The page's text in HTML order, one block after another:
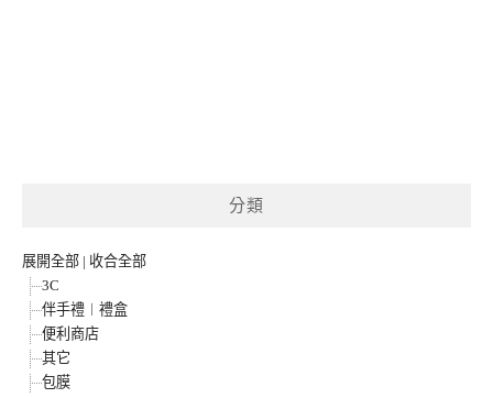
分類
展開全部 | 收合全部
3C
伴手禮︱禮盒
便利商店
其它
包膜